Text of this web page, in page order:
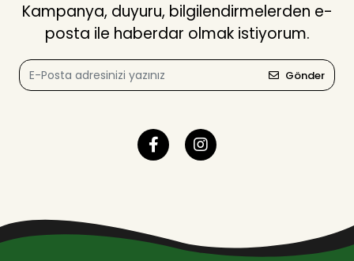
Kampanya, duyuru, bilgilendirmelerden e-
posta ile haberdar olmak istiyorum.
Gönder